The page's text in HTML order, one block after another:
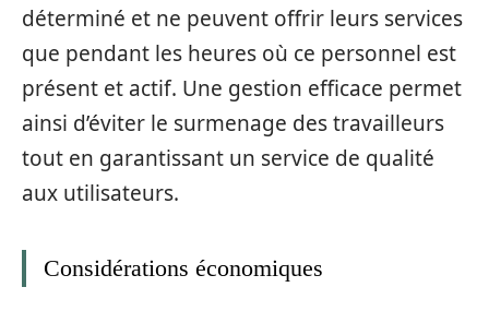
déterminé et ne peuvent offrir leurs services
que pendant les heures où ce personnel est
présent et actif. Une gestion efficace permet
ainsi d’éviter le surmenage des travailleurs
tout en garantissant un service de qualité
aux utilisateurs.
Considérations économiques